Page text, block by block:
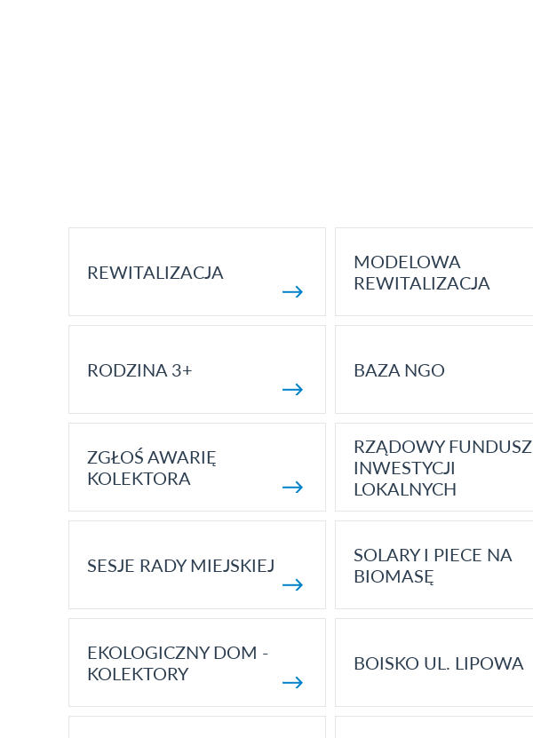
REWITALIZACJA
MODELOWA
REWITALIZACJA
RODZINA 3+ BAZA NGO
ZGŁOŚ AWARIĘ
KOLEKTORA
RZĄDOWY FUNDUSZ
INWESTYCJI
LOKALNYCH
SESJE RADY MIEJSKIEJ
SOLARY I PIECE NA
BIOMASĘ
EKOLOGICZNY DOM -
KOLEKTORY
BOISKO UL. LIPOWA